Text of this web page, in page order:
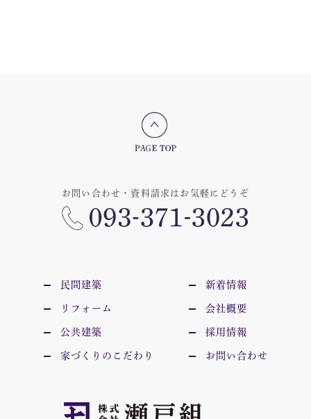
お問い合わせ・資料請求はお気軽にどうぞ
民間建築
リフォーム
公共建築
家づくりのこだわり
新着情報
会社概要
採用情報
お問い合わせ